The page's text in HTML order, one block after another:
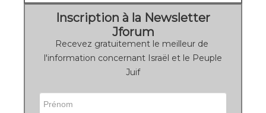
Inscription à la Newsletter
Jforum
Recevez gratuitement le meilleur de
l'information concernant Israël et le Peuple
Juif